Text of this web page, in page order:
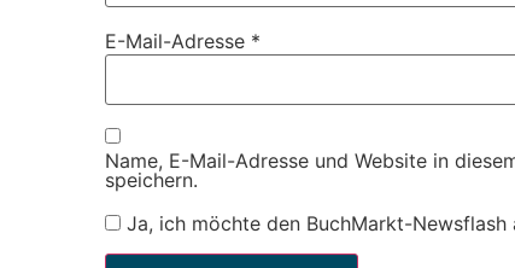
E-Mail-Adresse *
Name, E-Mail-Adresse und Website in
speichern.
Ja, ich möchte den BuchMarkt-Newsflash